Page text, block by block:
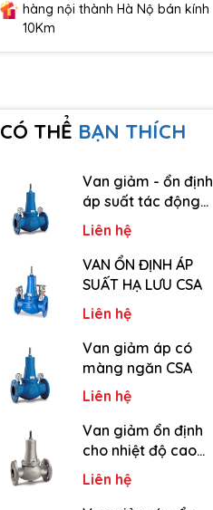
hàng nội thành Hà Nộ bán kính
10Km
CÓ THỂ BẠN THÍCH
Van giảm - ổn định
áp suất tác động
trực tiếp CSA
Liên hệ
VAN ỔN ĐỊNH ÁP
SUẤT HẠ LƯU CSA
Liên hệ
Van giảm áp có
màng ngăn CSA
Liên hệ
Van giảm ổn định
cho nhiệt độ cao
CSA
Liên hệ